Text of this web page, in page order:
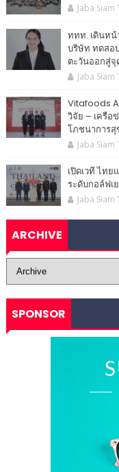
Jaba Siam
ททท. เดินหน้
บริษัท ทดสอ
ตะวันออกสู่
Jaba Siam
Vitafoods
วิจัย – เครือ
โภชนาการ
Jaba Siam
เปิดเวที ไท
ระดับกอล์ฟเ
Jaba Siam
ARCHIVE
SPONSOR